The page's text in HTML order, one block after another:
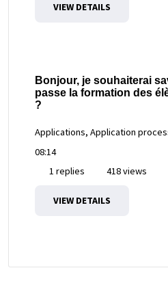
VIEW DETAILS
Bonjour, je souhaiterai
passe la formation des
?
Applications, Application
08:14
1 replies
418 views
VIEW DETAILS